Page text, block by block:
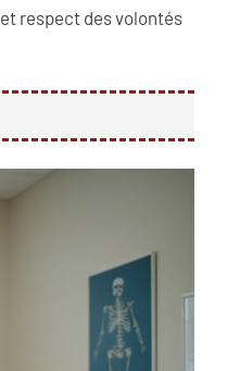
et respect des volontés